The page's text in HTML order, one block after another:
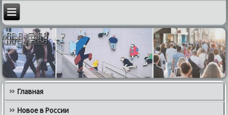
Главная
Новое в России